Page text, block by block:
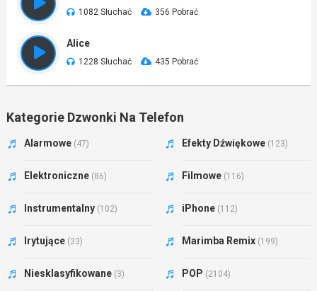
1082 Słuchać 356 Pobrać
Alice
1228 Słuchać 435 Pobrać
Kategorie Dzwonki Na Telefon
Alarmowe (47) Efekty Dźwiękowe (123)
Elektroniczne (86) Filmowe (116)
Instrumentalny (102) iPhone (112)
Irytujące (33) Marimba Remix (199)
Niesklasyfikowane (3) POP (2104)